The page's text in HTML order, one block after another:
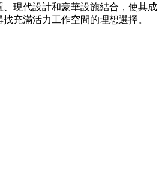
現代設計和豪華設施結合，使其成
充滿活力工作空間的理想選擇。